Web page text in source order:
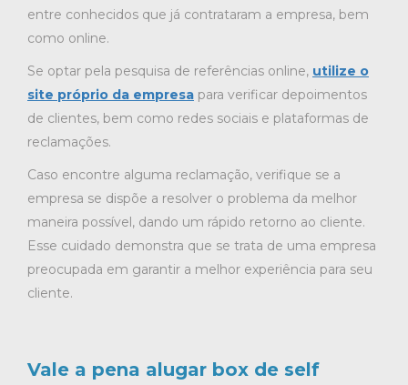
entre conhecidos que já contrataram a empresa, bem
como online.
Se optar pela pesquisa de referências online, utilize o
site próprio da empresa para verificar depoimentos
de clientes, bem como redes sociais e plataformas de
reclamações.
Caso encontre alguma reclamação, verifique se a
empresa se dispõe a resolver o problema da melhor
maneira possível, dando um rápido retorno ao cliente.
Esse cuidado demonstra que se trata de uma empresa
preocupada em garantir a melhor experiência para seu
cliente.
Vale a pena alugar box de self